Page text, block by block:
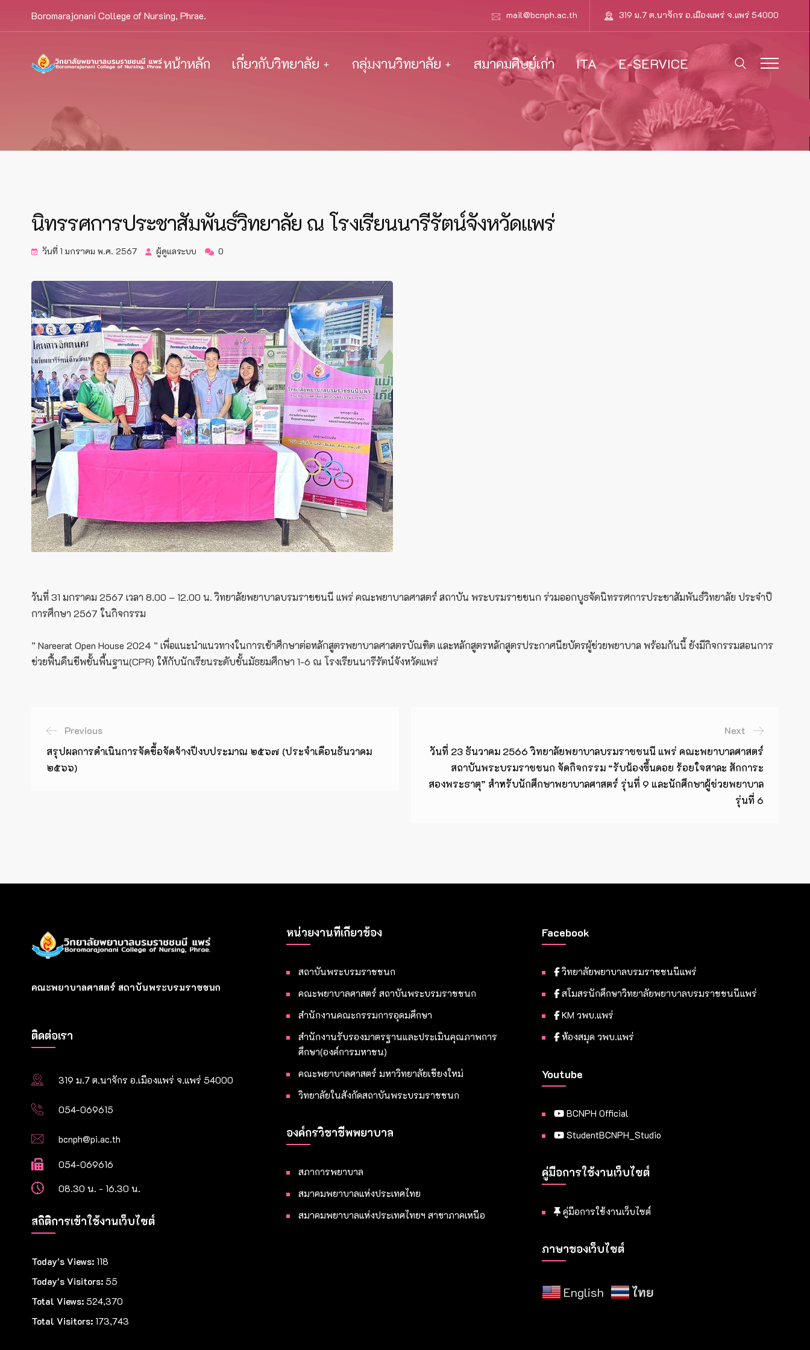
Boromarajonani College of Nursing, Phrae. mail@bcnph.ac.th 319 ม.7 ต.นาจักร อ.เมืองแพร่ จ.แพร่ 54000
หน้าหลัก เกี่ยวกับวิทยาลัย กลุ่มงานวิทยาลัย สมาคมศิษย์เก่า ITA E-SERVICE
นิทรรศการประชาสัมพันธ์วิทยาลัย ณ โรงเรียนนารีรัตน์จังหวัดแพร่
วันที่ 1 มกราคม พ.ศ. 2567 ผู้ดูแลระบบ 0
วันที่ 31 มกราคม 2567 เวลา 8.00 – 12.00 น. วิทยาลัยพยาบาลบรมราชชนนี แพร่ คณะพยาบาลศาสตร์ สถาบัน พระบรมราชชนก ร่วมออกบูธจัดนิทรรศการประชาสัมพันธ์วิทยาลัย ประจำปี
การศึกษา 2567 ในกิจกรรม
” Nareerat Open House 2024 ” เพื่อแนะนำแนวทางในการเข้าศึกษาต่อหลักสูตรพยาบาลศาสตรบัณฑิต และหลักสูตรหลักสูตรประกาศนียบัตรผู้ช่วยพยาบาล พร้อมกันนี้ ยังมีกิจกรรมสอนการ
ช่วยฟื้นคืนชีพขั้นพื้นฐาน(CPR) ให้กับนักเรียนระดับชั้นมัธยมศึกษา 1-6 ณ โรงเรียนนารีรัตน์จังหวัดแพร่
Previous
สรุปผลการดำเนินการจัดซื้อจัดจ้างปีงบประมาณ ๒๕๖๗ (ประจำเดือนธันวาคม
๒๕๖๖)
Next
วันที่ 23 ธันวาคม 2566 วิทยาลัยพยาบาลบรมราชชนนี แพร่ คณะพยาบาลศาสตร์
สถาบันพระบรมราชชนก จัดกิจกรรม “รับน้องขึ้นดอย ร้อยใจสาละ สักการะ
สองพระธาตุ” สำหรับนักศึกษาพยาบาลศาสตร์ รุ่นที่ 9 และนักศึกษาผู้ช่วยพยาบาล
รุ่นที่ 6
คณะพยาบาลศาสตร์ สถาบันพระบรมราชชนก
ติดต่อเรา
319 ม.7 ต.นาจักร อ.เมืองแพร่ จ.แพร่ 54000
054-069615
bcnph@pi.ac.th
054-069616
08.30 น. - 16.30 น.
สถิติการเข้าใช้งานเว็บไซต์
Today's Views: 118
Today's Visitors: 55
Total Views: 524,370
Total Visitors: 173,743
หน่วยงานที่เกี่ยวข้อง
สถาบันพระบรมราชชนก
คณะพยาบาลศาสตร์ สถาบันพระบรมราชชนก
สำนักงานคณะกรรมการอุดมศึกษา
สำนักงานรับรองมาตรฐานและประเมินคุณภาพการ
ศึกษา(องค์การมหาชน)
คณะพยาบาลศาสตร์ มหาวิทยาลัยเชียงใหม่
วิทยาลัยในสังกัดสถาบันพระบรมราชชนก
องค์กรวิชาชีพพยาบาล
สภาการพยาบาล
สมาคมพยาบาลแห่งประเทศไทย
สมาคมพยาบาลแห่งประเทศไทยฯ สาขาภาคเหนือ
Facebook
วิทยาลัยพยาบาลบรมราชชนนีแพร่
สโมสรนักศึกษาวิทยาลัยพยาบาลบรมราชชนนีแพร่
KM วพบ.แพร่
ห้องสมุด วพบ.แพร่
Youtube
BCNPH Official
StudentBCNPH_Studio
คู่มือการใช้งานเว็บไซต์
คู่มือการใช้งานเว็บไซต์
ภาษาของเว็บไซต์
English ไทย